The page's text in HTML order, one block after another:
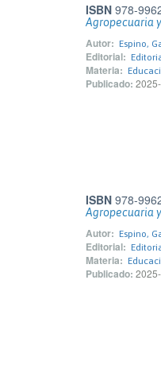
ISBN 978-
Agropecuaria
Autor: Espino,
Editorial:
Materia:
Publicado:
ISBN 978-
Agropecuaria
Autor: Espino,
Editorial:
Materia:
Publicado: